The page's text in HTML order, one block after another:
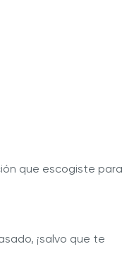
que escogiste
¡salvo que te